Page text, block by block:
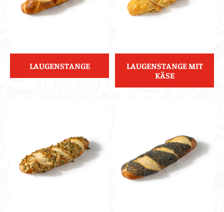
LAUGENSTANGE
LAUGENSTANGE MIT
KÄSE